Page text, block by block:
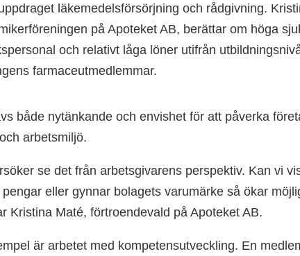
läkemedelsförsörjning och rådgivning.
på Apoteket AB, berättar om höga
och relativt låga löner utifrån
farmaceutmedlemmar.
både nytänkande och envishet för att påverka
arbetsmiljö.
se det från arbetsgivarens perspektiv. Kan vi
eller gynnar bolagets varumärke så ökar
Kristina Maté, förtroendevald på Apoteket AB.
är arbetet med kompetensutveckling. En